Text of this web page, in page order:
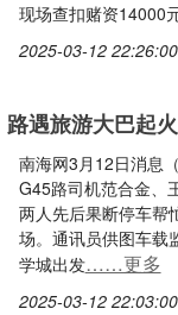
现场查扣赌资14000
2025-03-12 22:26:00
路遇旅游大巴起
南海网3月12日消息
G45路司机范合金、
两人先后果断停车帮
场。通讯员供图车载
学城出发……更多
2025-03-12 22:03:00